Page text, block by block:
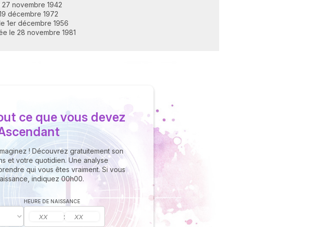
novembre 1942
décembre 1972
1er décembre 1956
le 28 novembre 1981
ce que vous devez
! Découvrez gratuitement son
et votre quotidien. Une analyse
qui vous êtes vraiment. Si vous
indiquez 00h00.
HEURE DE NAISSANCE
: